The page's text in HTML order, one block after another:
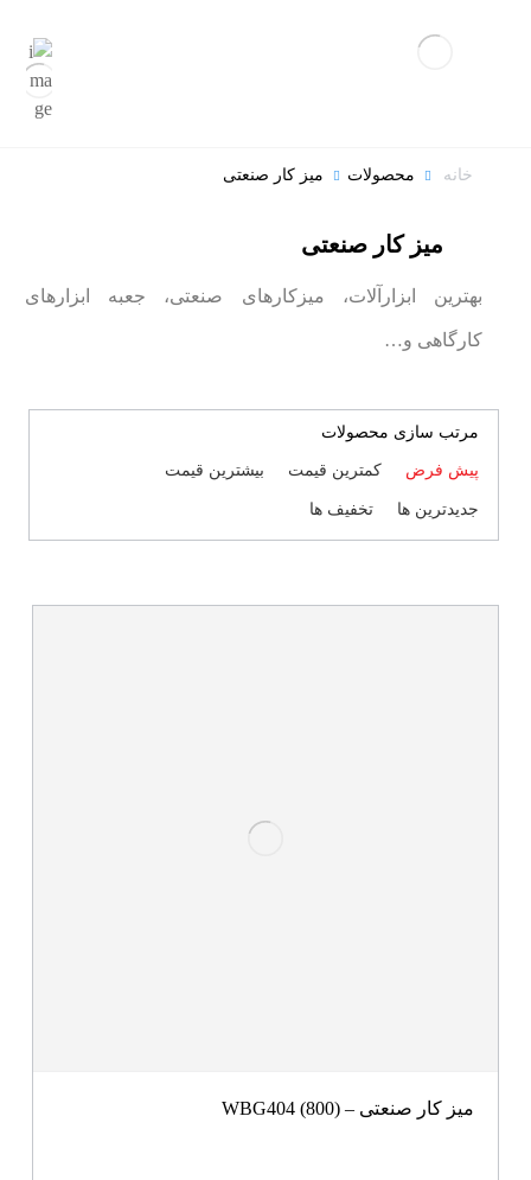
خانه محصولات میز کار صنعتی
میز کار صنعتی
بهترین ابزارآلات، میزکارهای صنعتی، جعبه ابزارهای
کارگاهی و…
مرتب سازی محصولات
پیش فرض کمترین قیمت بیشترین قیمت
جدیدترین ها تخفیف ها
میز کار صنعتی – WBG404 (800)